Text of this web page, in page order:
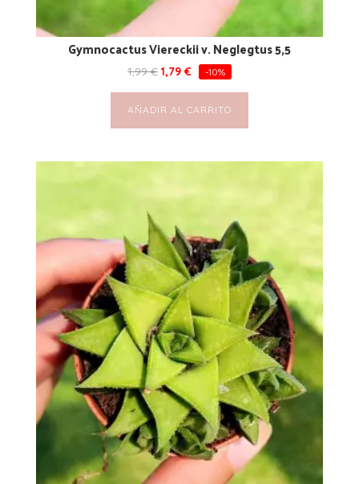
Gymnocactus Viereckii v. Neglegtus 5,5
1,99€ 1,79 € -10%
AÑADIR AL CARRITO